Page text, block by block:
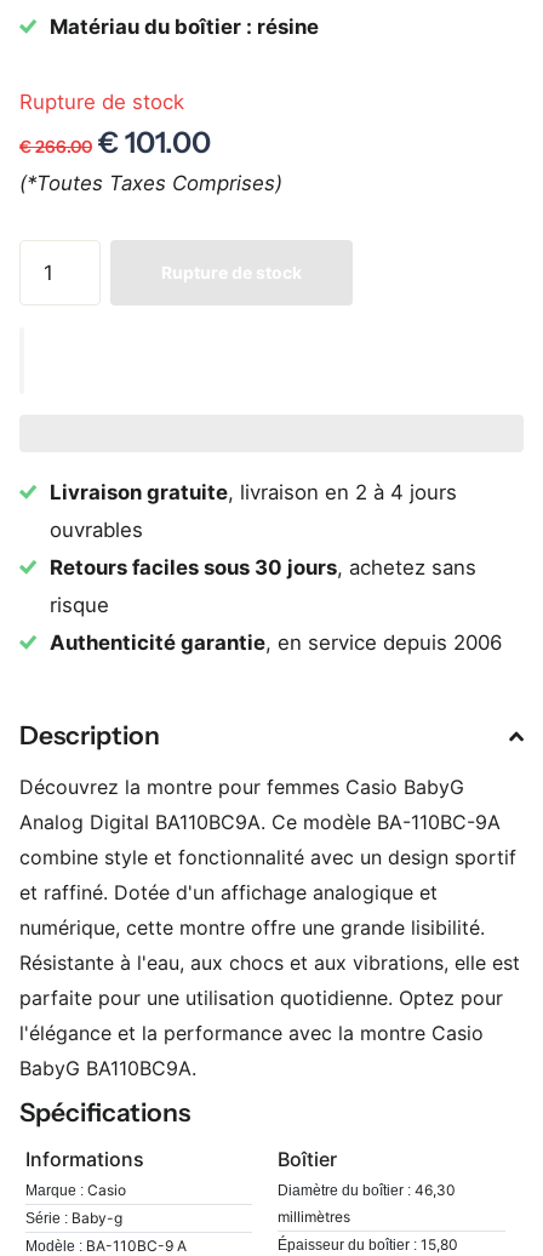
Matériau du boîtier : résine
Rupture de stock
€ 266.00 € 101.00
(*Toutes Taxes Comprises)
Rupture de stock
Livraison gratuite, livraison en 2 à 4 jours
ouvrables
Retours faciles sous 30 jours, achetez sans
risque
Authenticité garantie, en service depuis 2006
Description
Découvrez la montre pour femmes Casio BabyG
Analog Digital BA110BC9A. Ce modèle BA-110BC-9A
combine style et fonctionnalité avec un design sportif
et raffiné. Dotée d'un affichage analogique et
numérique, cette montre offre une grande lisibilité.
Résistante à l'eau, aux chocs et aux vibrations, elle est
parfaite pour une utilisation quotidienne. Optez pour
l'élégance et la performance avec la montre Casio
BabyG BA110BC9A.
Spécifications
Informations
Marque : Casio
Série : Baby-g
Modèle : BA-110BC-9 A
Boîtier
Diamètre du boîtier : 46,30
millimètres
Épaisseur du boîtier : 15,80